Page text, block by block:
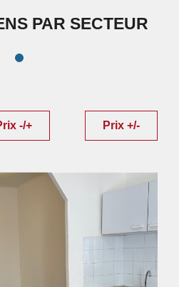
PAR SECTEUR
-/+ Prix +/-